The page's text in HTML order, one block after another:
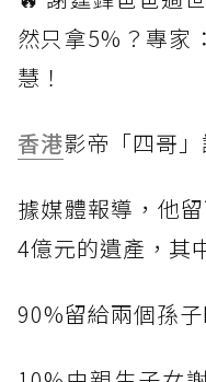
然只拿5%？專家
慧！
香港影帝「四哥
據媒體報導，他
4億元的遺產，其
90%留給兩個孫